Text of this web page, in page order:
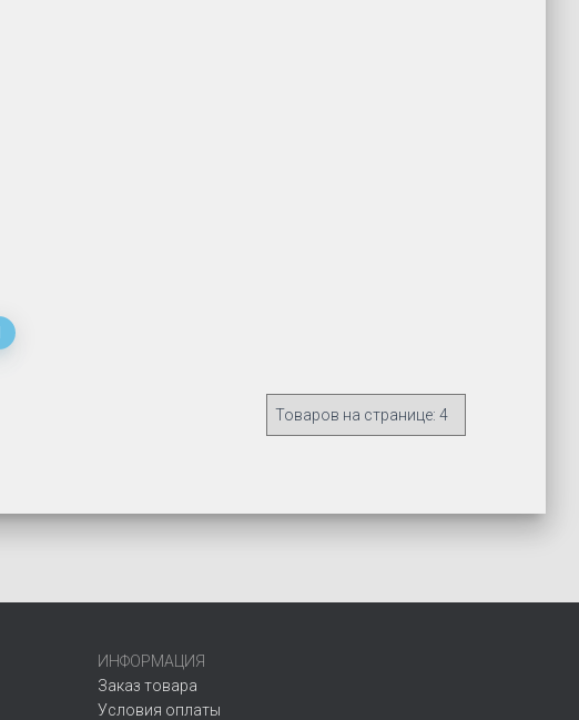
ИНФОРМАЦИЯ
Заказ товара
Условия оплаты